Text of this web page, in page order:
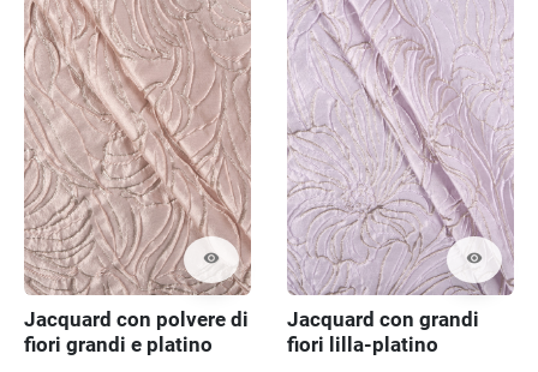
visibility
Jacquard con polvere di
fiori grandi e platino
visibility
Jacquard con grandi
fiori lilla-platino